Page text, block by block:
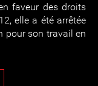
faveur des droits
elle a été arrêtée
pour son travail en